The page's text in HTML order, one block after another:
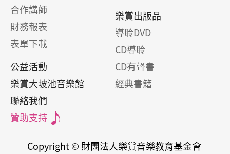
合作講師
財務報表
表單下載
樂賞出版品
導聆DVD
CD導聆
CD有聲書
經典書籍
公益活動
樂賞大坡池音樂館
聯絡我們
贊助支持
Copyright © 財團法人樂賞音樂教育基金會